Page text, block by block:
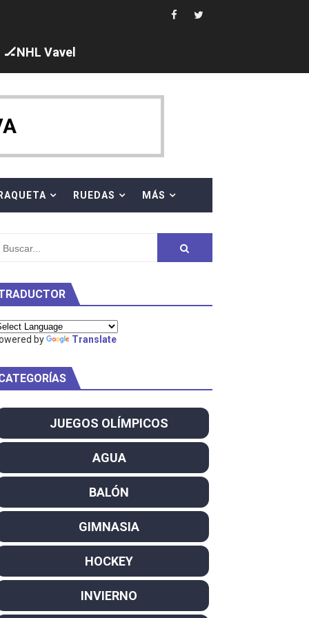
y Taddeucci. Ángela Martínez 5ª en 10km
al equipo neutral ruso, llevándose 8 medallas, seis para
Project
dominan el Europeo
se reparten el botín y Caetano Horta y Rodrigo Conde
decacampeonas y quinto oro consecutivo
Champion
🏒NHL Vavel
RAQUETA RUEDAS MÁS
by Translate
JUEGOS OLÍMPICOS
AGUA
BALÓN
GIMNASIA
HOCKEY
INVIERNO